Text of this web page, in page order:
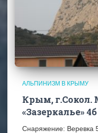
АЛЬПИНИЗМ В КРЫМУ
Крым,
«Зазеркалье» 4б
Снаряжение: Веревка